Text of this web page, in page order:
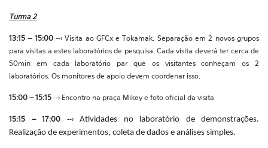
Turma 2
13:15 – 15:00-->Visita ao GFCx e Tokamak. Separação em 2 novos grupos
para visitas a estes laboratórios de pesquisa. Cada visita deverá ter cerca de
50min em cada laboratório par que os visitantes conheçam os 2
laboratórios. Os monitores de apoio devem coordenar isso.
15:00 – 15:15 --> Encontro na praça Mikey e foto oficial da visita
15:15 – 17:00 --> Atividades no laboratório de demonstrações.
Realização de experimentos, coleta de dados e análises simples.